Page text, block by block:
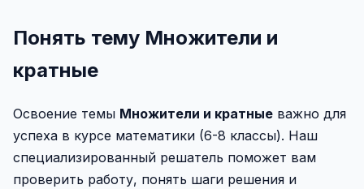
Понять тему Множители и
кратные
Освоение темы Множители и кратные важно для
успеха в курсе математики (6-8 классы). Наш
специализированный решатель поможет вам
проверить работу, понять шаги решения и